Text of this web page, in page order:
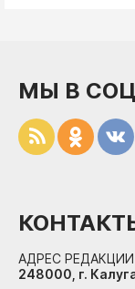
МЫ В
АДРЕС РЕДАКЦИИ
248000, г.